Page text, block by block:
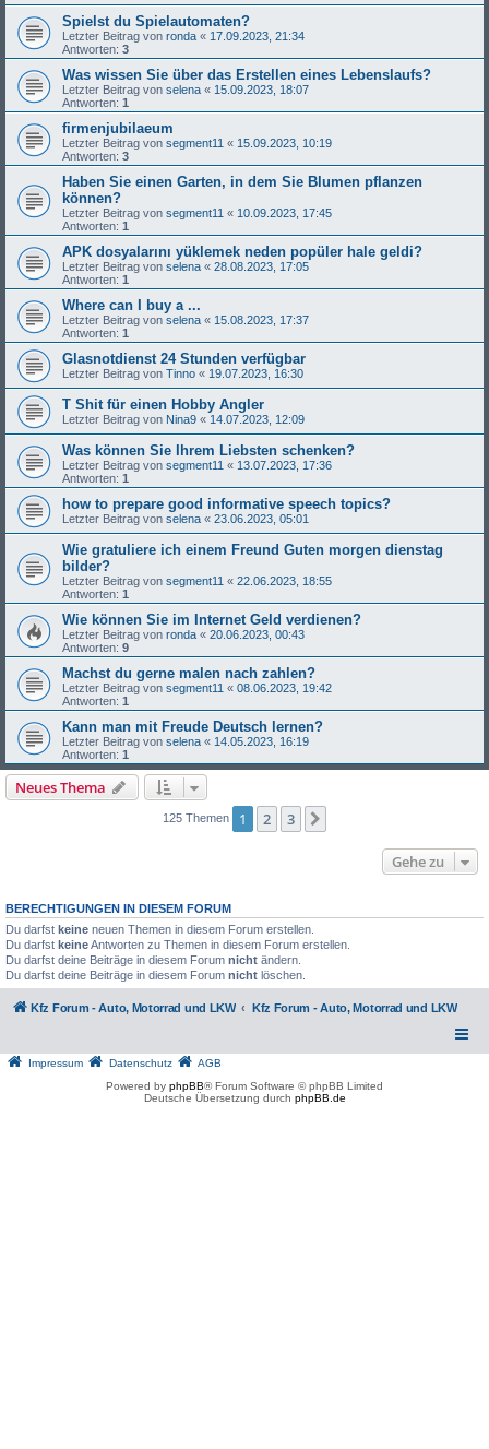
Spielst du Spielautomaten?
Letzter Beitrag von ronda « 17.09.2023, 21:34
Antworten: 3
Was wissen Sie über das Erstellen eines Lebenslaufs?
Letzter Beitrag von selena « 15.09.2023, 18:07
Antworten: 1
firmenjubilaeum
Letzter Beitrag von segment11 « 15.09.2023, 10:19
Antworten: 3
Haben Sie einen Garten, in dem Sie Blumen pflanzen
können?
Letzter Beitrag von segment11 « 10.09.2023, 17:45
Antworten: 1
APK dosyalarını yüklemek neden popüler hale geldi?
Letzter Beitrag von selena « 28.08.2023, 17:05
Antworten: 1
Where can I buy a ...
Letzter Beitrag von selena « 15.08.2023, 17:37
Antworten: 1
Glasnotdienst 24 Stunden verfügbar
Letzter Beitrag von Tinno « 19.07.2023, 16:30
T Shit für einen Hobby Angler
Letzter Beitrag von Nina9 « 14.07.2023, 12:09
Was können Sie Ihrem Liebsten schenken?
Letzter Beitrag von segment11 « 13.07.2023, 17:36
Antworten: 1
how to prepare good informative speech topics?
Letzter Beitrag von selena « 23.06.2023, 05:01
Wie gratuliere ich einem Freund Guten morgen dienstag
bilder?
Letzter Beitrag von segment11 « 22.06.2023, 18:55
Antworten: 1
Wie können Sie im Internet Geld verdienen?
Letzter Beitrag von ronda « 20.06.2023, 00:43
Antworten: 9
Machst du gerne malen nach zahlen?
Letzter Beitrag von segment11 « 08.06.2023, 19:42
Antworten: 1
Kann man mit Freude Deutsch lernen?
Letzter Beitrag von selena « 14.05.2023, 16:19
Antworten: 1
Neues Thema
125 Themen 1 2 3
Gehe zu
BERECHTIGUNGEN IN DIESEM FORUM
Du darfst keine neuen Themen in diesem Forum erstellen.
Du darfst keineAntworten zu Themen in diesem Forum erstellen.
Du darfst deine Beiträge in diesem Forum nicht ändern.
Du darfst deine Beiträge in diesem Forum nicht löschen.
Kfz Forum - Auto, Motorrad und LKW Kfz Forum - Auto, Motorrad und LKW
Impressum Datenschutz
AGB
Powered by phpBB® Forum Software © phpBB Limited
Deutsche Übersetzung durch phpBB.de